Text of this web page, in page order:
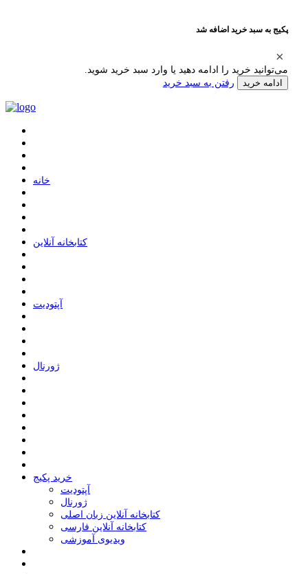
پکیج به سبد خرید اضافه شد
می‌توانید خرید را ادامه دهید یا وارد سبد خرید شوید.
ادامه خرید رفتن به سبد خرید
ﺧﺎﻧﻪ
ﮐﺘﺎﺑﺨﺎﻧﻪ ﺁﻧﻼﯾﻦ
ﺁﭘﺘﻮﺩﯾﺖ
ﮊﻭﺭﻧﺎﻝ
خرید پکیج
ﺁﭘﺘﻮﺩﯾﺖ
ﮊﻭﺭﻧﺎﻝ
کتابخانه آنلاین زبان اصلی
کتابخانه آنلاین فارسی
ویدیوی آموزشی